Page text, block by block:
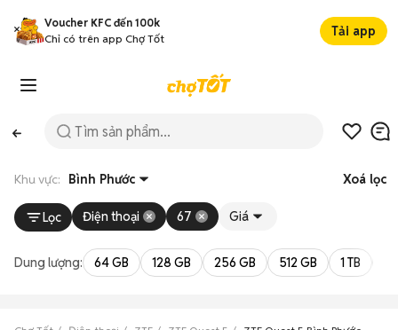
Voucher KFC đến 100k
Chỉ có trên app Chợ Tốt
Tải app
Khu vực: Bình Phước Xoá lọc
Lọc Điện thoại 67 Giá
Dung lượng: 64 GB 128 GB 256 GB 512 GB 1 TB